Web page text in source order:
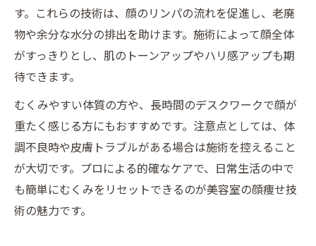
す。これらの技術は、顔のリンパの流れを促進し、老廃
物や余分な水分の排出を助けます。施術によって顔全体
がすっきりとし、肌のトーンアップやハリ感アップも期
待できます。
むくみやすい体質の方や、長時間のデスクワークで顔が
重たく感じる方にもおすすめです。注意点としては、体
調不良時や皮膚トラブルがある場合は施術を控えること
が大切です。プロによる的確なケアで、日常生活の中で
も簡単にむくみをリセットできるのが美容室の顔痩せ技
術の魅力です。